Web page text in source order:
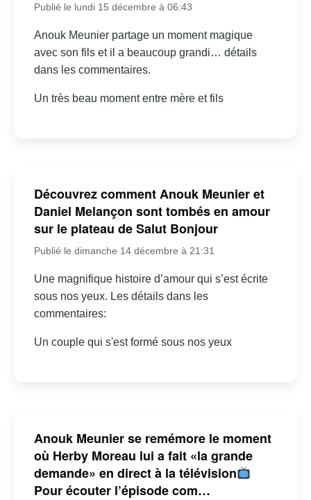
Publié le lundi 15 décembre à 06:43
Anouk Meunier partage un moment magique
avec son fils et il a beaucoup grandi… détails
dans les commentaires.
Un très beau moment entre mère et fils
Découvrez comment Anouk Meunier et
Daniel Melançon sont tombés en amour
sur le plateau de Salut Bonjour
Publié le dimanche 14 décembre à 21:31
Une magnifique histoire d’amour qui s’est écrite
sous nos yeux. Les détails dans les
commentaires:
Un couple qui s'est formé sous nos yeux
Anouk Meunier se remémore le moment
où Herby Moreau lui a fait «la grande
demande» en direct à la télévision
Pour écouter l’épisode com…